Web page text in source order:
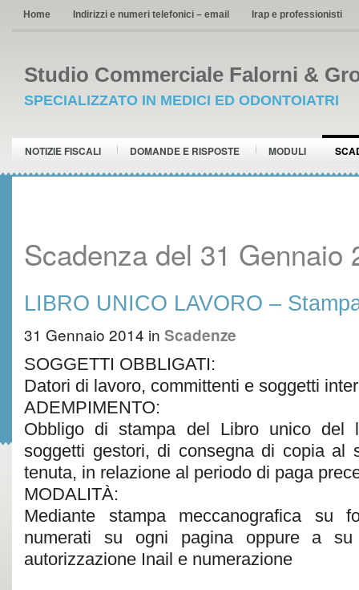
Home Indirizzi e numeri telefonici – email Irap e professionisti
Studio Commerciale Falorni &
SPECIALIZZATO IN MEDICI ED ODONTOIATRI
NOTIZIE FISCALI DOMANDE E RISPOSTE MODULI
Scadenza del 31 Gennaio
LIBRO UNICO LAVORO –
31 Gennaio 2014 in Scadenze
SOGGETTI OBBLIGATI:
Datori di lavoro, committenti e soggetti
ADEMPIMENTO:
Obbligo di stampa del Libro unico del
soggetti gestori, di consegna di copia al
tenuta, in relazione al periodo di paga
MODALITÀ:
Mediante stampa meccanografica su
numerati su ogni pagina oppure a
autorizzazione Inail e numerazione